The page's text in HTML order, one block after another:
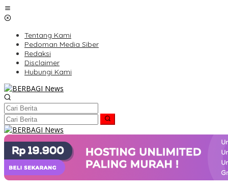
Lewati
ke
Tentang Kami
Pedoman Media Siber
Redaksi
Disclaimer
Hubungi Kami